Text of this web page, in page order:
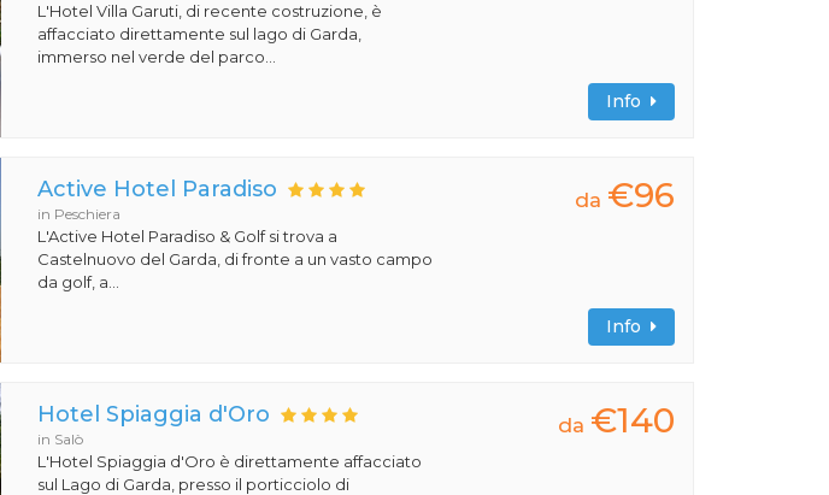
L'Hotel Villa Garuti, di recente costruzione, è
affacciato direttamente sul lago di Garda,
immerso nel verde del parco...
Info
Active Hotel Paradiso
in Peschiera
L'Active Hotel Paradiso & Golf si trova a
Castelnuovo del Garda, di fronte a un vasto campo
da golf, a...
da €96
Info
Hotel Spiaggia d'Oro
in Salò
L'Hotel Spiaggia d'Oro è direttamente affacciato
sul Lago di Garda, presso il porticciolo di
da €140